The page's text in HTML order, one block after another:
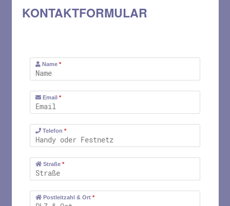
KONTAKTFORMULAR
Name *
Email *
Telefon *
Straße *
Postleitzahl & Ort *